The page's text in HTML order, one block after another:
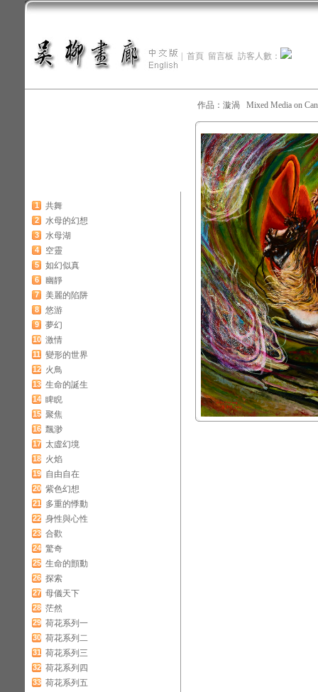
首頁 留言板 訪客人數：
1 共舞
2 水母的幻想
3 水母湖
4 空靈
5 如幻似真
6 幽靜
7 美麗的陷阱
8 悠游
9 夢幻
10 激情
11 變形的世界
12 火鳥
13 生命的誕生
14 睥睨
15 聚焦
16 飄渺
17 太虛幻境
18 火焰
19 自由自在
20 紫色幻想
21 多重的悸動
22 身性與心性
23 合歡
24 驚奇
25 生命的顫動
26 探索
27 母儀天下
28 茫然
29 荷花系列一
30 荷花系列二
31 荷花系列三
32 荷花系列四
33 荷花系列五
作品：漩渦 Mixed Media on